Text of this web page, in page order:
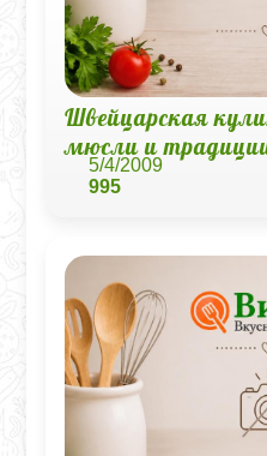
Швейцарская
мюсли и
5/4/2009
995